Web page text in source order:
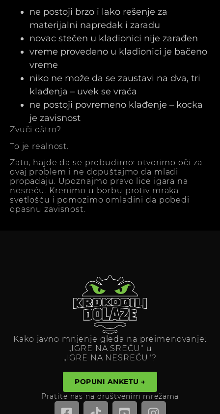
ne postoji brzo i lako rešenje za
materijalni napredak i zaradu
novac stečen u kladionici nije zarađen
vreme provedeno u kladionici je bačeno
vreme
niko ne može da se zaustavi na dva, tri
klađenja – uvek se vraća
ne postoji povremeno klađenje – kocka
je zavisnost
Zvuči oštro?
To je realnost.
Zato, hajde da se probudimo: otvorimo oči za
ovaj problem i ne dopuštajmo da mladi
propadaju. Upoznajmo pravo lice igara na
nesreću. Krenimo u borbu protiv mraka
svetlošću i pomozimo omladini da pobedi
opasnu zavisnost.
Kako javno mnjenje gleda na preimenovanje:
„IGRE NA SREĆU" u
„IGRE NA NESREĆU"?
POPUNI ANKETU →
Pratite nas na društvenim mrežama